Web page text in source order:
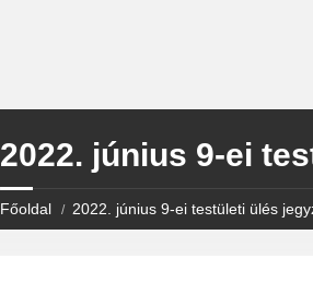
2022. június 9-ei
Főoldal 2022. június 9-ei testületi ülés